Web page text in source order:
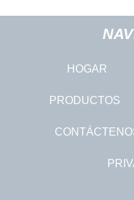
HOGAR
PRODUCTOS